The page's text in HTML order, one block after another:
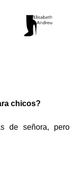
chicos?
de señora, pero